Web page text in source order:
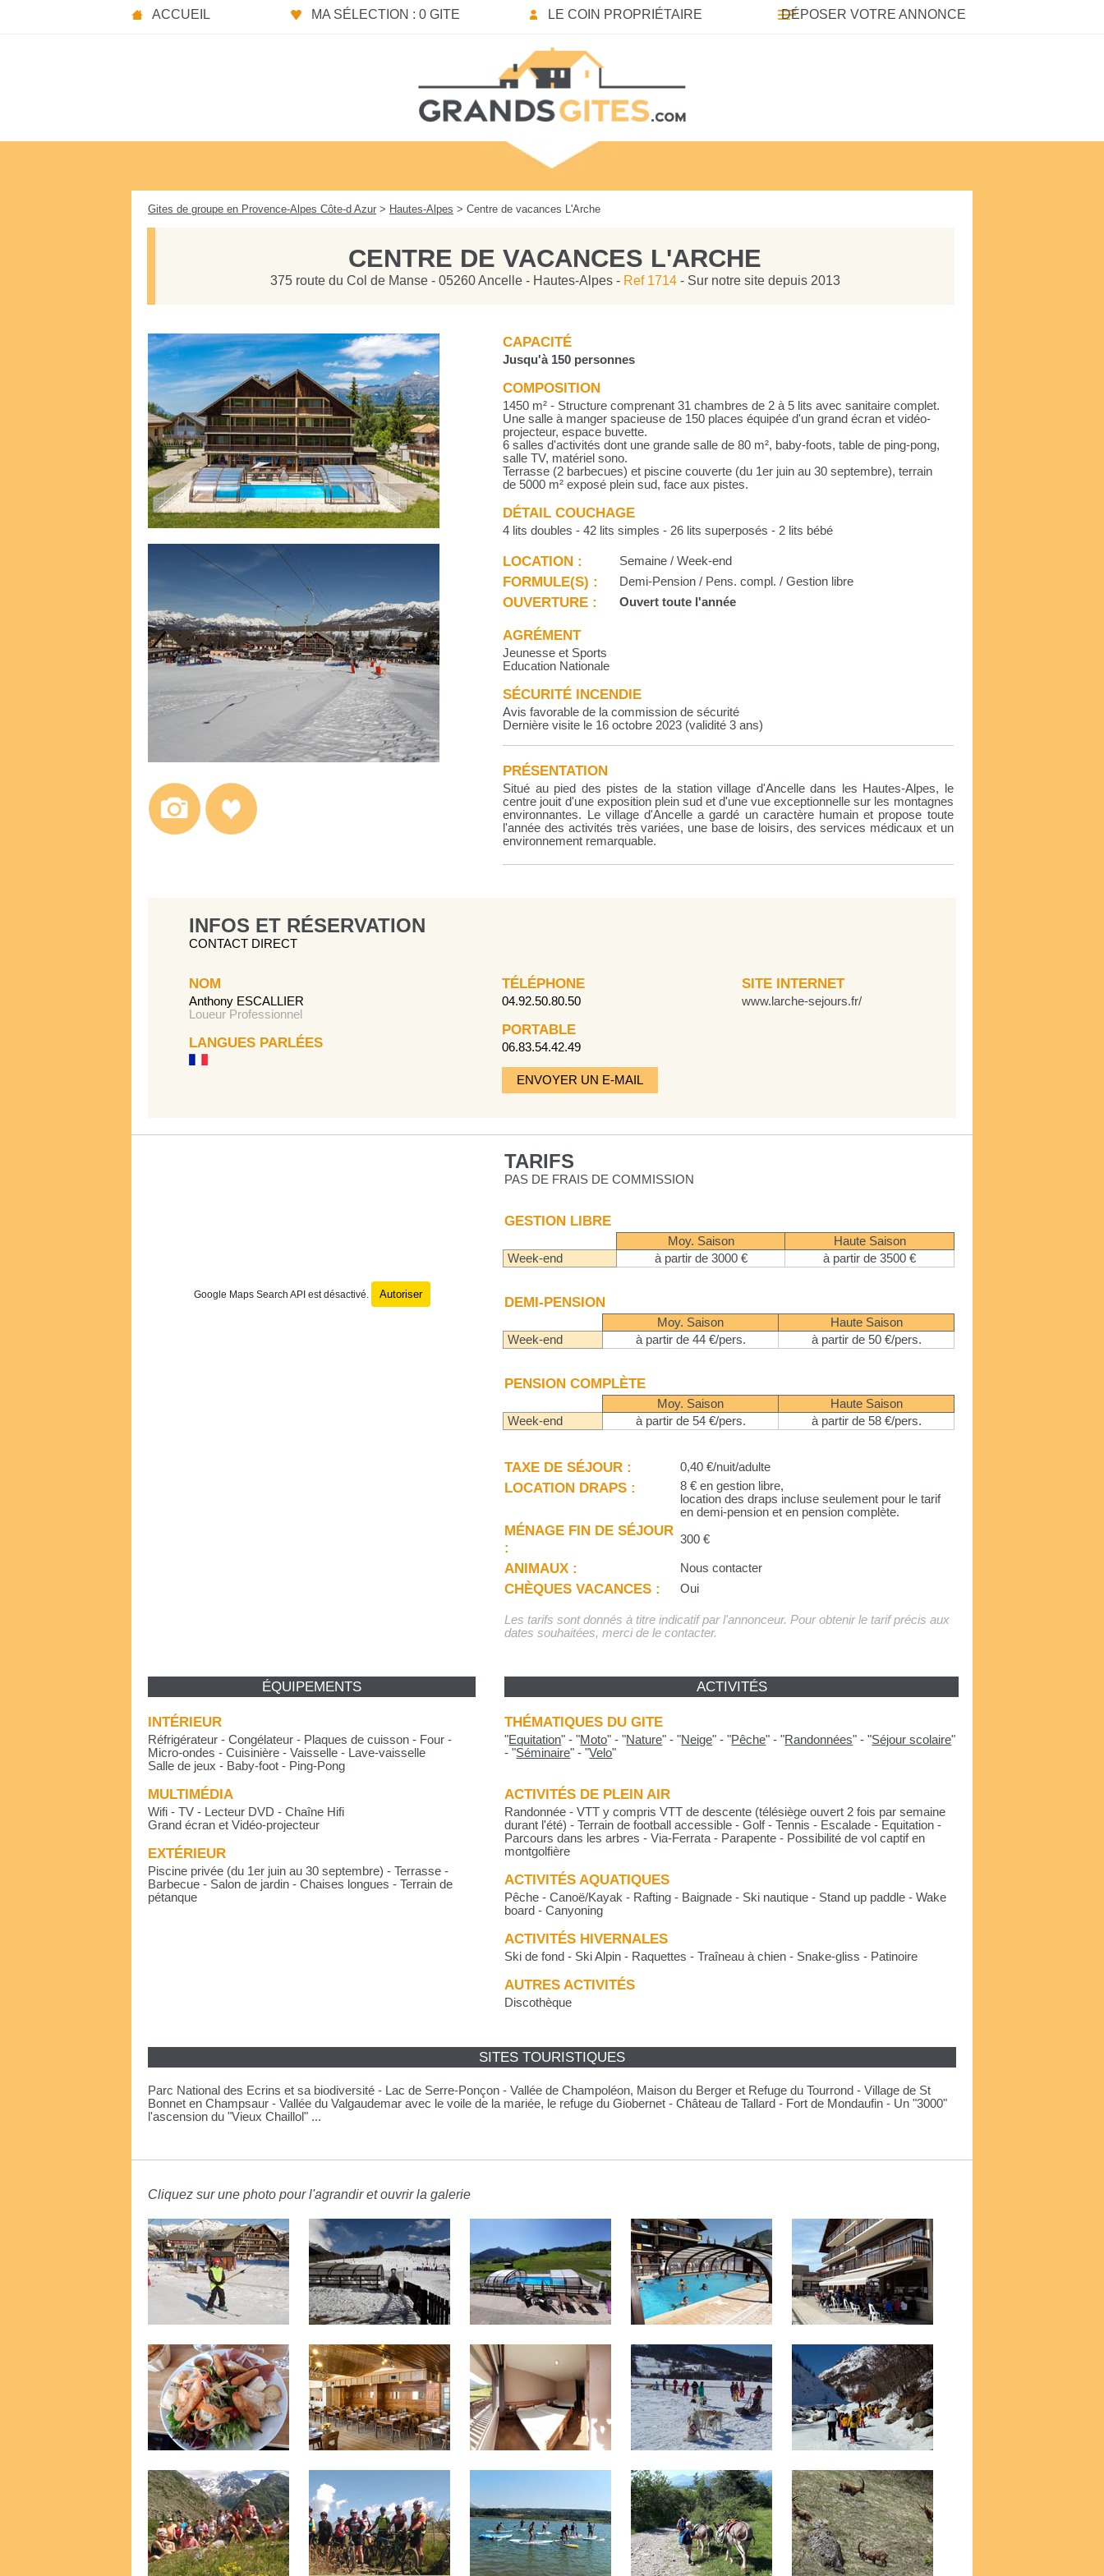
ACCUEIL MA SÉLECTION : 0 GITE LE COIN PROPRIÉTAIRE DÉPOSER VOTRE ANNONCE
Gites de groupe en Provence-Alpes Côte-d Azur > Hautes-Alpes > Centre de vacances L'Arche
CENTRE DE VACANCES L'ARCHE
375 route du Col de Manse - 05260 Ancelle - Hautes-Alpes - Ref 1714- Sur notre site depuis 2013
CAPACITÉ
Jusqu'à 150 personnes
COMPOSITION
1450 m² - Structure comprenant 31 chambres de 2 à 5 lits avec sanitaire complet.
Une salle à manger spacieuse de 150 places équipée d'un grand écran et vidéo-
projecteur, espace buvette.
6 salles d'activités dont une grande salle de 80 m², baby-foots, table de ping-pong,
salle TV, matériel sono.
Terrasse (2 barbecues) et piscine couverte (du 1er juin au 30 septembre), terrain
de 5000 m² exposé plein sud, face aux pistes.
DÉTAIL COUCHAGE
4 lits doubles - 42 lits simples - 26 lits superposés - 2 lits bébé
LOCATION : Semaine / Week-end
FORMULE(S) : Demi-Pension / Pens. compl. / Gestion libre
OUVERTURE : Ouvert toute l'année
AGRÉMENT
Jeunesse et Sports
Education Nationale
SÉCURITÉ INCENDIE
Avis favorable de la commission de sécurité
Dernière visite le 16 octobre 2023 (validité 3 ans)
PRÉSENTATION
Situé au pied des pistes de la station village d'Ancelle dans les Hautes-Alpes, le
centre jouit d'une exposition plein sud et d'une vue exceptionnelle sur les montagnes
environnantes. Le village d'Ancelle a gardé un caractère humain et propose toute
l'année des activités très variées, une base de loisirs, des services médicaux et un
environnement remarquable.
INFOS ET RÉSERVATION
CONTACT DIRECT
NOM
Anthony ESCALLIER
Loueur Professionnel
LANGUES PARLÉES
TÉLÉPHONE
04.92.50.80.50
PORTABLE
06.83.54.42.49
ENVOYER UN E-MAIL
SITE INTERNET
www.larche-sejours.fr/
Google Maps Search API est désactivé. Autoriser
TARIFS
PAS DE FRAIS DE COMMISSION
GESTION LIBRE
Moy. Saison
Haute Saison
Week-end
à partir de 3000 € à partir de 3500 €
DEMI-PENSION
Moy. Saison
Haute Saison
Week-end
à partir de 44 €/pers. à partir de 50 €/pers.
PENSION COMPLÈTE
Moy. Saison
Haute Saison
Week-end
à partir de 54 €/pers. à partir de 58 €/pers.
TAXE DE SÉJOUR : 0,40 €/nuit/adulte
LOCATION DRAPS :
8 € en gestion libre,
location des draps incluse seulement pour le tarif
en demi-pension et en pension complète.
MÉNAGE FIN DE SÉJOUR
:
300 €
ANIMAUX : Nous contacter
CHÈQUES VACANCES : Oui
Les tarifs sont donnés à titre indicatif par l'annonceur. Pour obtenir le tarif précis aux
dates souhaitées, merci de le contacter.
ÉQUIPEMENTS
INTÉRIEUR
Réfrigérateur - Congélateur - Plaques de cuisson - Four -
Micro-ondes - Cuisinière - Vaisselle - Lave-vaisselle
Salle de jeux - Baby-foot - Ping-Pong
MULTIMÉDIA
Wifi - TV - Lecteur DVD - Chaîne Hifi
Grand écran et Vidéo-projecteur
EXTÉRIEUR
Piscine privée (du 1er juin au 30 septembre) - Terrasse -
Barbecue - Salon de jardin - Chaises longues - Terrain de
pétanque
ACTIVITÉS
THÉMATIQUES DU GITE
"Equitation" -"Moto" -"Nature" -"Neige" -"Pêche" -"Randonnées" -"Séjour scolaire"
-"Séminaire" -"Velo"
ACTIVITÉS DE PLEIN AIR
Randonnée - VTT y compris VTT de descente (télésiège ouvert 2 fois par semaine
durant l'été) - Terrain de football accessible - Golf - Tennis - Escalade - Equitation -
Parcours dans les arbres - Via-Ferrata - Parapente - Possibilité de vol captif en
montgolfière
ACTIVITÉS AQUATIQUES
Pêche - Canoë/Kayak - Rafting - Baignade - Ski nautique - Stand up paddle - Wake
board - Canyoning
ACTIVITÉS HIVERNALES
Ski de fond - Ski Alpin - Raquettes - Traîneau à chien - Snake-gliss - Patinoire
AUTRES ACTIVITÉS
Discothèque
SITES TOURISTIQUES
Parc National des Ecrins et sa biodiversité - Lac de Serre-Ponçon - Vallée de Champoléon, Maison du Berger et Refuge du Tourrond - Village de St
Bonnet en Champsaur - Vallée du Valgaudemar avec le voile de la mariée, le refuge du Giobernet - Château de Tallard - Fort de Mondaufin - Un "3000"
l'ascension du "Vieux Chaillol" ...
Cliquez sur une photo pour l'agrandir et ouvrir la galerie
Panneau de gestion des cookies